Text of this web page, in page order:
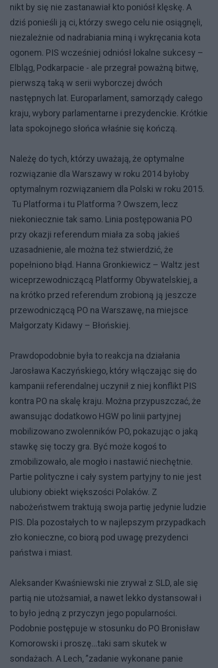
nikt by się nie zastanawiał kto poniósł klęskę. A
dziś ponieśli ją ci, którzy swego celu nie osiągnęli,
niezależnie od nadrabiania miną i wykręcania kota
ogonem. PIS wcześniej odniósł lokalne sukcesy –
Elbląg, Podkarpacie - ale przegrał poważną bitwę,
pierwszą taką w serii wyborczej dwóch
następnych lat. Europarlament, samorządy całego
kraju, wybory parlamentarne i prezydenckie. Krótkie
lata spokojnego słońca właśnie się kończą.
Należę do tych, którzy uważają, że optymalne
rozwiązanie dla Warszawy w roku 2014 byłoby
optymalnym rozwiązaniem dla Polski w roku 2015.
Tu Platforma i tu Platforma ? Owszem, lecz
niekoniecznie tak samo. Linia postępowania PO
przy okazji referendum miała za sobą jakieś
uzasadnienie, ale można też stwierdzić, że
popełniono błąd. Hanna Gronkiewicz – Waltz jest
wiceprzewodniczącą Platformy Obywatelskiej, a
na krótko przed referendum zrobioną ją jeszcze
przewodniczącą PO na Warszawę, na miejsce
Małgorzaty Kidawy – Błońskiej.
Prawdopodobnie była to reakcja na działania
Jarosława Kaczyńskiego, który włączając się do
kampanii referendalnej uczynił z niej konflikt PIS
kontra PO na skalę kraju. Można przypuszczać, że
awansując dodatkowo HGW po linii partyjnej
mobilizowano zwolenników PO, pokazując o jaką
stawkę się toczy gra. Być może kogoś to
zmobilizowało, ale mogło i nastawić niechętnie.
Partie polityczne i cały system partyjny to nie jest
ulubiony obiekt większości Polaków. Z
nabożeństwem traktują swoja partię jedynie ludzie
PIS. Dla pozostałych to w najlepszym przypadkach
zło konieczne, co biorą pod uwagę prezydenci
państwa i miast.
Aleksander Kwaśniewski nie zrywał z SLD, ale się
partią nie utożsamiał, a nawet lekko dystansował i
to było jedną z przyczyn jego popularności.
Podobnie postępuje w stosunku do PO Bronisław
Komorowski i proszę…taki sam skutek w
sondażach. A Lech, ”zadanie wykonane panie